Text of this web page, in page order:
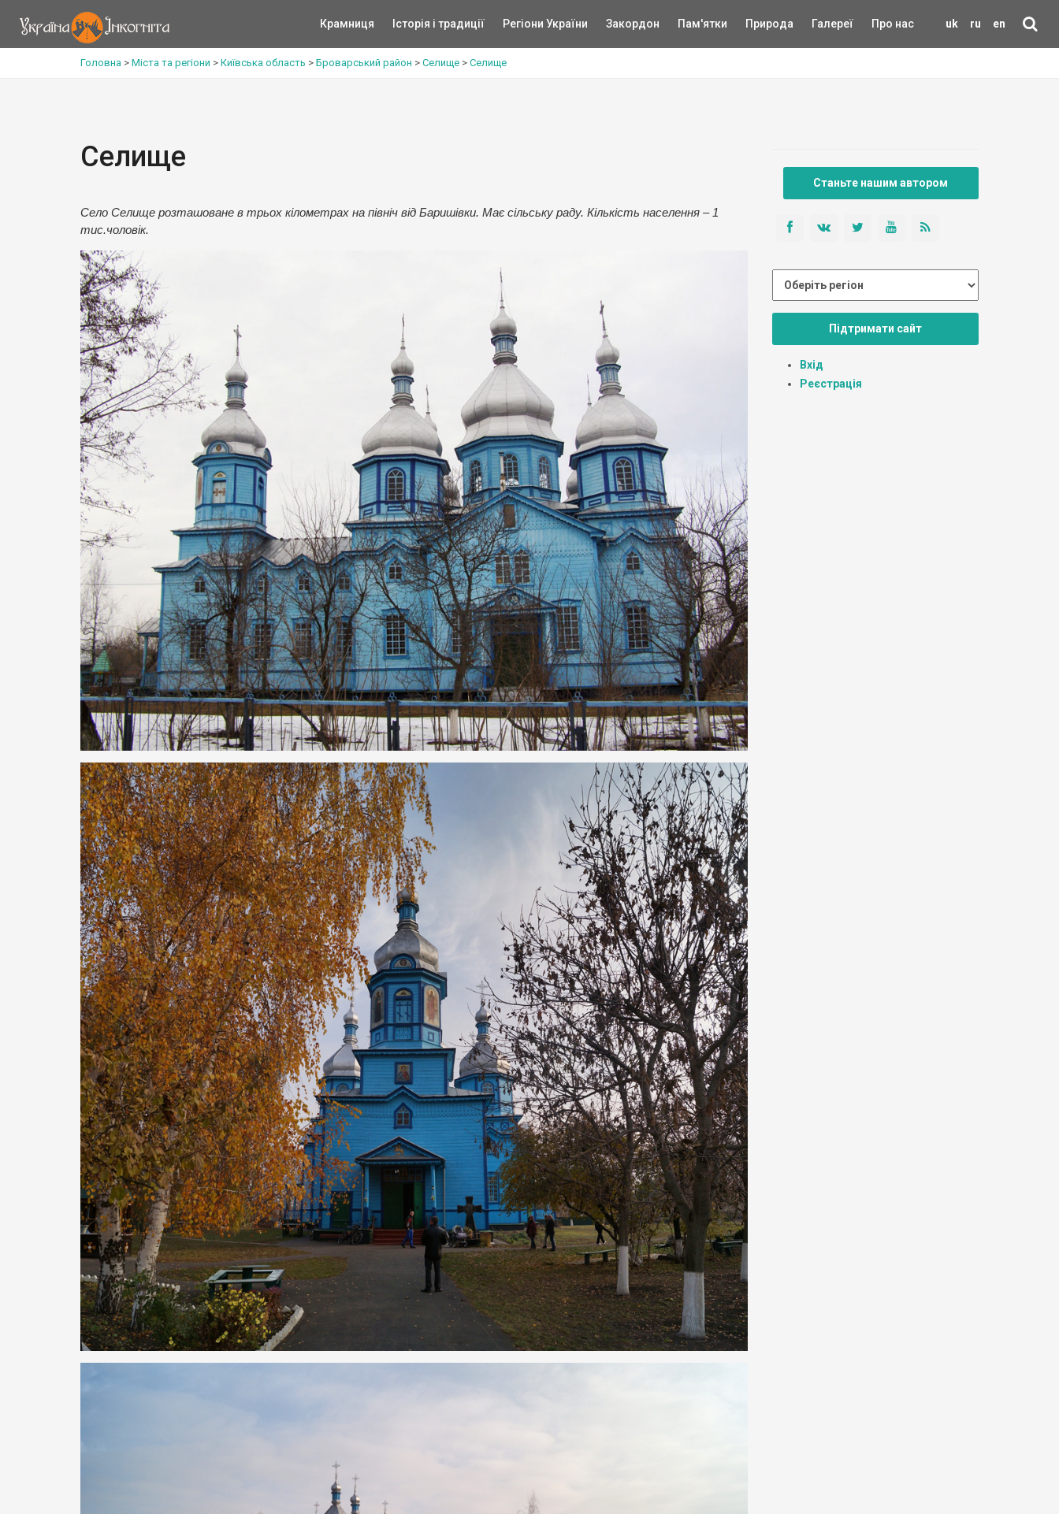
uk ru en
Крамниця Історія і традиції Регіони України Закордон Пам'ятки Природа Галереї Про нас
Головна > Міста та регіони > Київська область > Броварський район > Селище > Селище
Селище
Село Селище розташоване в трьох кілометрах на північ від Баришівки. Має сільську раду. Кількість населення – 1
тис.чоловік.
Станьте нашим автором
Підтримати сайт
Вхід
Реєстрація